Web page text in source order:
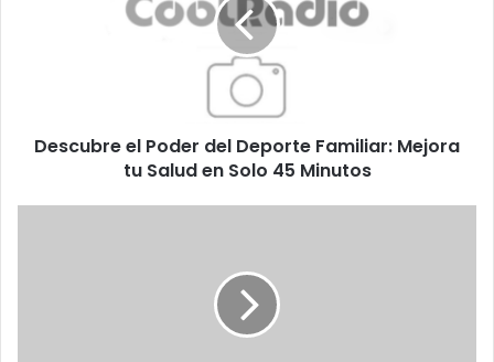
Descubre el Poder del Deporte Familiar: Mejora
tu Salud en Solo 45 Minutos